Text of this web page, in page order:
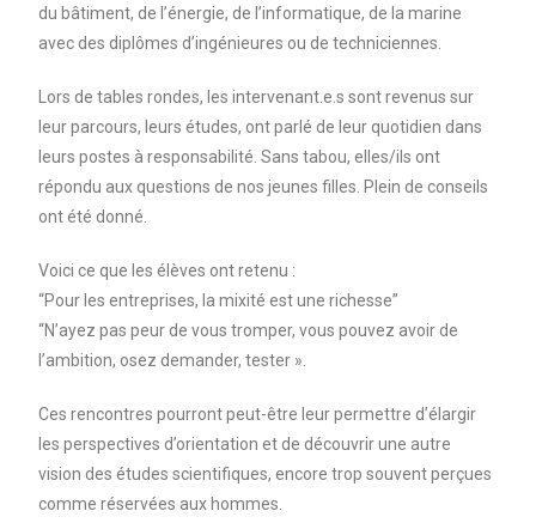
du bâtiment, de l’énergie, de l’informatique, de la marine
avec des diplômes d’ingénieures ou de techniciennes.
Lors de tables rondes, les intervenant.e.s sont revenus sur
leur parcours, leurs études, ont parlé de leur quotidien dans
leurs postes à responsabilité. Sans tabou, elles/ils ont
répondu aux questions de nos jeunes filles. Plein de conseils
ont été donné.
Voici ce que les élèves ont retenu :
“Pour les entreprises, la mixité est une richesse”
“N’ayez pas peur de vous tromper, vous pouvez avoir de
l’ambition, osez demander, tester ».
Ces rencontres pourront peut-être leur permettre d’élargir
les perspectives d’orientation et de découvrir une autre
vision des études scientifiques, encore trop souvent perçues
comme réservées aux hommes.